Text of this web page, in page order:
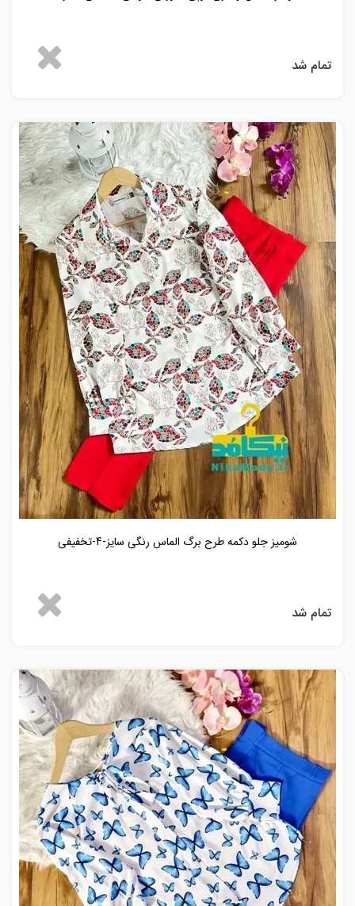
تمام شد
شومیز جلو دکمه طرح برگ الماس رنگی سایز-4-تخفیفی
تمام شد